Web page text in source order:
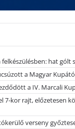
hat gólt
a Magyar
a IV. Marcali
7-kor rajt, előzetesen
verseny